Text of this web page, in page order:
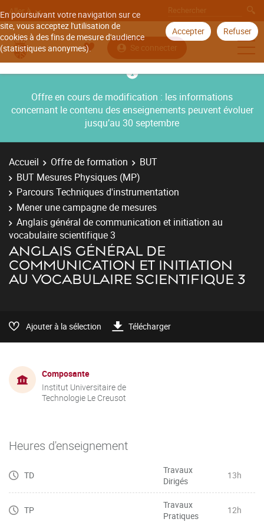
En poursuivant votre navigation sur ce
site, vous acceptez l'utilisation de
cookies à des fins de mesure d'audience
(statistiques anonymes).
Accepter Refuser
Aller à
Se connecter
Offre en cours de modification : les informations
concernant le contenu des enseignements peuvent évoluer
jusqu’au 30 septembre
Accueil Offre de formation
BUT
BUT Mesures Physiques (MP)
Parcours Techniques d'instrumentation
Mener une campagne de mesures
Anglais général de communication et initiation au
vocabulaire scientifique 3
ANGLAIS GÉNÉRAL DE
COMMUNICATION ET INITIATION
AU VOCABULAIRE SCIENTIFIQUE 3
Ajouter à la sélection Télécharger
Composante
Institut Universitaire de
Technologie Le Creusot
Heures d'enseignement
TD
Travaux
Dirigés
13h
TP
Travaux
Pratiques
12h